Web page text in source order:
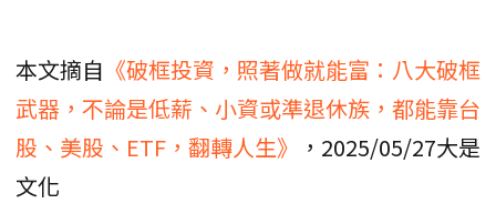
本文摘自 《破框投資，照著做就能富：八大破框
武器，不論是低薪、小資或準退休族，都能靠台
股、美股、ETF，翻轉人生》
，2025/05/27大是
文化